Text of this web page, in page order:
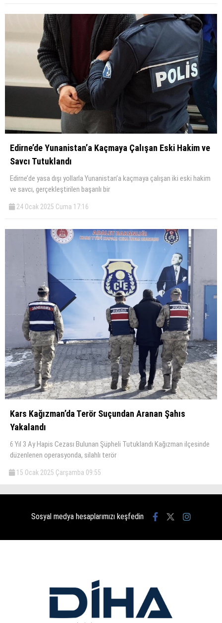
Edirne’de Yunanistan’a Kaçmaya Çalışan Eski Hakim ve
Savcı Tutuklandı
Edirne’de yasa dışı yollarla Yunanistan’a kaçmaya çalışan iki eski hakim
ve savcı, gerçekleştirilen başarılı bir
24 Ocak 2025 Cuma 17:16
Kars Kağızman’da Terör Suçundan Aranan Şahıs
Yakalandı
6 Yıl 3 Ay Hapis Cezası Bulunan Şüpheli Tutuklandı Kağızman ilçesinde
düzenlenen operasyonda, silahlı terör
15 Ocak 2025 Çarşamba 09:55
Sosyal medya hesaplarımızı keşfedin